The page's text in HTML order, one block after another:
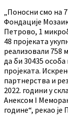
„Поносни смо на
Фондације
Петрово, 1
48 пројеката
реализовали 758
да би 30435
пројеката.
партнерства и
2022. години у
Анексом I
године“, рекао је